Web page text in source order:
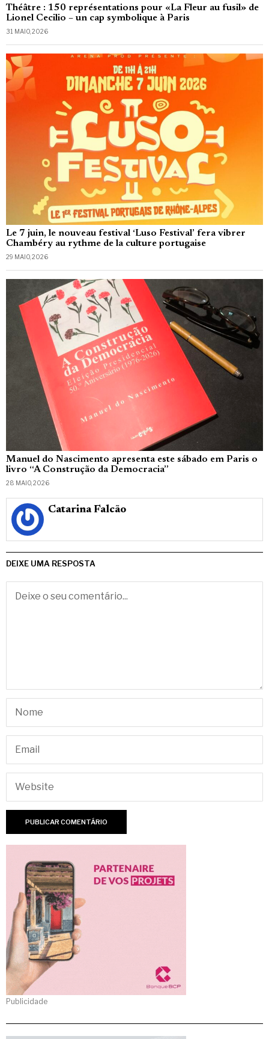
Théâtre : 150 représentations pour «La Fleur au fusil» de
Lionel Cecilio – un cap symbolique à Paris
31 MAIO, 2026
Le 7 juin, le nouveau festival ‘Luso Festival’ fera vibrer
Chambéry au rythme de la culture portugaise
29 MAIO, 2026
Manuel do Nascimento apresenta este sábado em Paris o
livro “A Construção da Democracia”
28 MAIO, 2026
Catarina Falcão
DEIXE UMA RESPOSTA
Publicidade